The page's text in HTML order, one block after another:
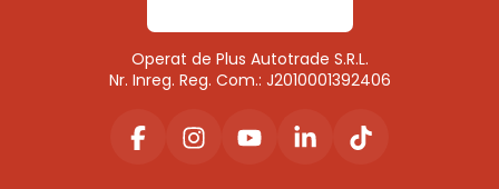
Operat de Plus Autotrade S.R.L.
Nr. Inreg. Reg. Com.: J2010001392406